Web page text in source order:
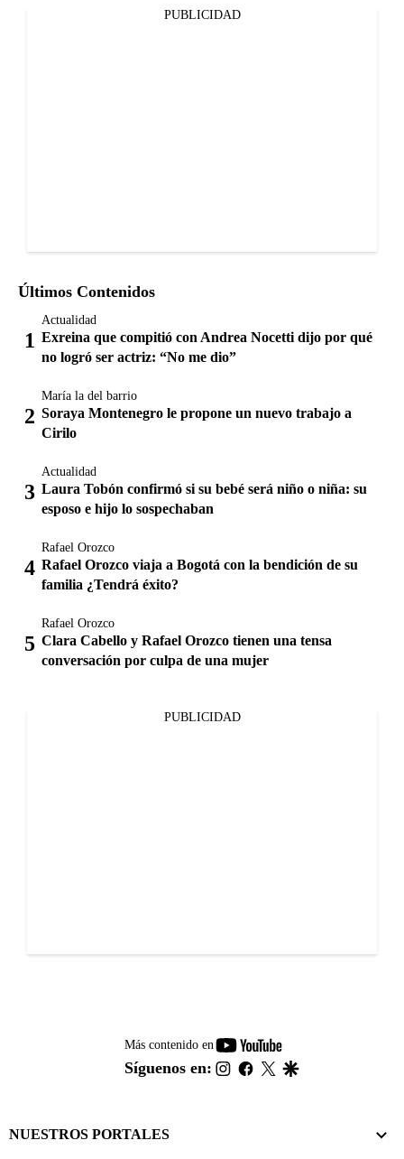
PUBLICIDAD
Últimos Contenidos
Actualidad
Exreina que compitió con Andrea Nocetti dijo por qué
no logró ser actriz: “No me dio”
María la del barrio
Soraya Montenegro le propone un nuevo trabajo a
Cirilo
Actualidad
Laura Tobón confirmó si su bebé será niño o niña: su
esposo e hijo lo sospechaban
Rafael Orozco
Rafael Orozco viaja a Bogotá con la bendición de su
familia ¿Tendrá éxito?
Rafael Orozco
Clara Cabello y Rafael Orozco tienen una tensa
conversación por culpa de una mujer
PUBLICIDAD
Más contenido en
youtube-
footer
Síguenos en: instagram
facebook
twitter
NUESTROS PORTALES